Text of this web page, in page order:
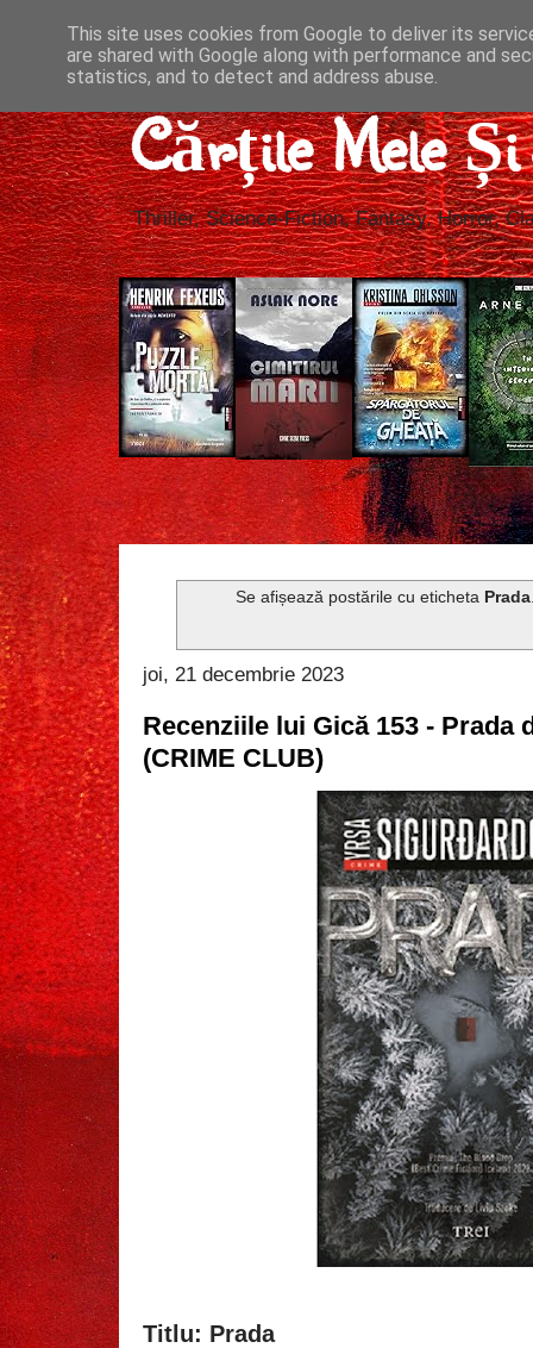
Cărțile Mele
Thriller, Science-Fiction, Fantasy, Horror,
Se afișează postările cu eticheta Prada
joi, 21 decembrie 2023
Recenziile lui Gică 153 - Prada
(CRIME CLUB)
Titlu: Prada
This site uses cookies from Google to deliver its
are shared with Google along with performance and
statistics, and to detect and address abuse.